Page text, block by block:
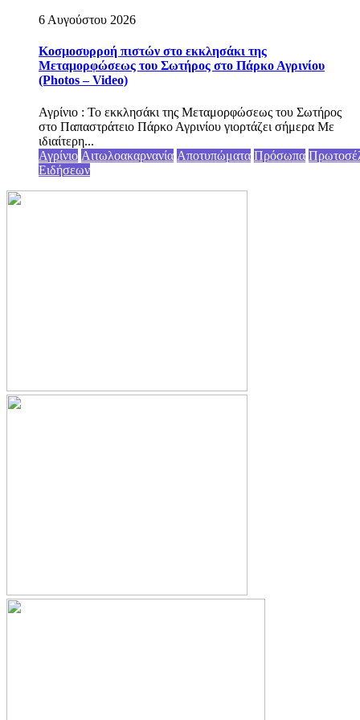
6 Αυγούστου 2026
Κοσμοσυρροή πιστών στο εκκλησάκι της
Μεταμορφώσεως του Σωτήρος στο Πάρκο Αγρινίου
(Photos – Video)
Αγρίνιο : Το εκκλησάκι της Μεταμορφώσεως του Σωτήρος
στο Παπαστράτειο Πάρκο Αγρινίου γιορτάζει σήμερα Με
ιδιαίτερη...
Αγρίνιο Αιτωλοακαρνανία Αποτυπώματα Πρόσωπα
Ειδήσεων